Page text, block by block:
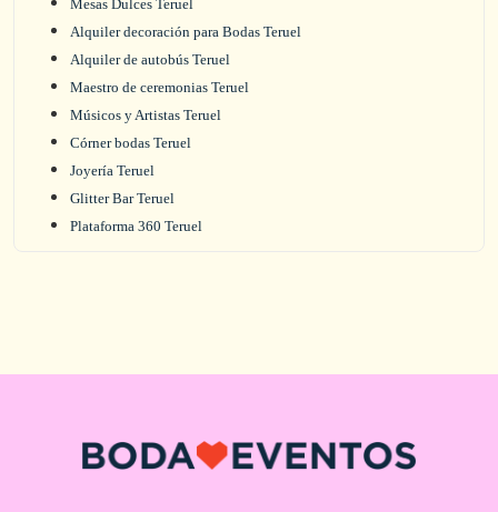
Mesas Dulces Teruel
Alquiler decoración para Bodas Teruel
Alquiler de autobús Teruel
Maestro de ceremonias Teruel
Músicos y Artistas Teruel
Córner bodas Teruel
Joyería Teruel
Glitter Bar Teruel
Plataforma 360 Teruel